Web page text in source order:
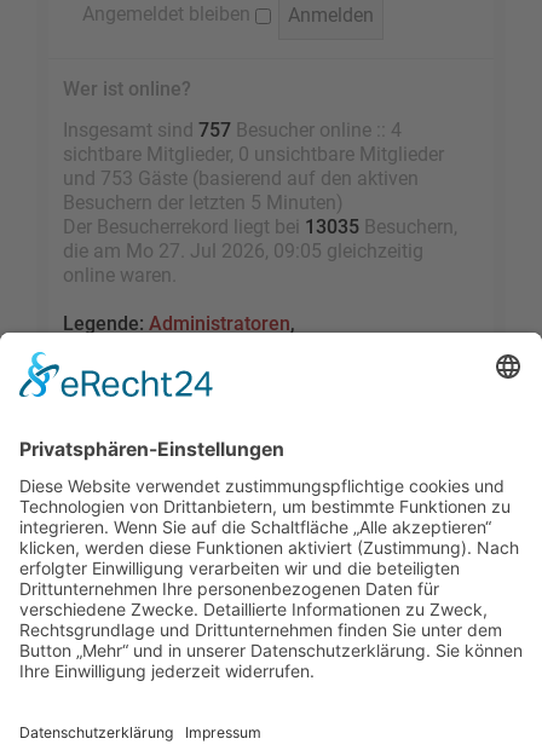
Angemeldet bleiben
Wer ist online?
Insgesamt sind 757 Besucher online :: 4
sichtbare Mitglieder, 0 unsichtbare Mitglieder
und 753 Gäste (basierend auf den aktiven
Besuchern der letzten 5 Minuten)
Der Besucherrekord liegt bei 13035 Besuchern,
die am Mo 27. Jul 2026, 09:05 gleichzeitig
online waren.
Legende: Administratoren,
Kürzlich registrierte Benutzer
Beiträge insgesamt
109473
• Themen insgesamt
9528• Mitglieder insgesamt2455• Unser
neuestes Mitglied:sky1005